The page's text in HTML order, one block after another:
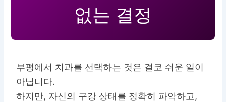
없는 결정
부평에서 치과를 선택하는 것은 결코 쉬운 일이
아닙니다.
하지만, 자신의 구강 상태를 정확히 파악하고,